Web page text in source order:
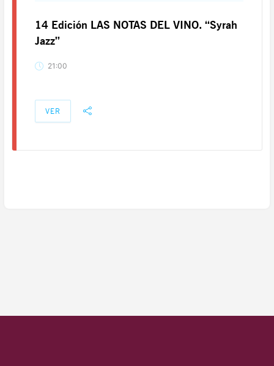
14 Edición LAS NOTAS DEL VINO. “Syrah
Jazz”
21:00
VER